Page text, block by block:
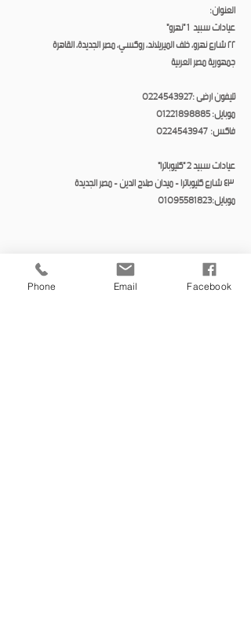
العنوان:
عيادات سبيد 1 "نهرو"
٢٢ شارع نهرو، خلف الميريلاند، روكسي، مصر الجديدة، القاهرة
جمهورية مصر العربية
تليفون ارضى :0224543927
موبايل:01221898885
فاكس:0224543947
عيادات سبيد 2 "كليوباترا"
موبايل:01095581823
Phone Email Facebook